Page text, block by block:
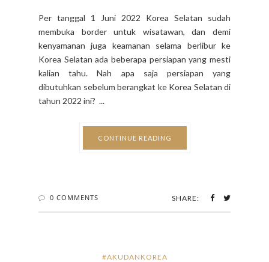
Per tanggal 1 Juni 2022 Korea Selatan sudah
membuka border untuk wisatawan, dan demi
kenyamanan juga keamanan selama berlibur ke
Korea Selatan ada beberapa persiapan yang mesti
kalian tahu. Nah apa saja persiapan yang
dibutuhkan sebelum berangkat ke Korea Selatan di
tahun 2022 ini? ...
CONTINUE READING
0 COMMENTS SHARE:
#AKUDANKOREA